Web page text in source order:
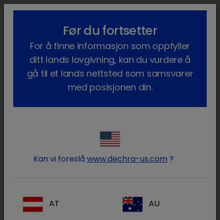
lock_outline search menu
Pharma Lisensiert
Ophtocycline
Før du fortsetter
For å finne informasjon som oppfyller
ditt lands lovgivning, kan du vurdere å
gå til et lands nettsted som samsvarer
med posisjonen din.
Kan vi foreslåwww.dechra-us.com ?
AT AU